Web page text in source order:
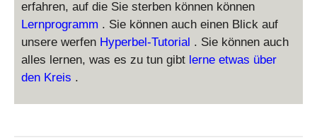
}
=
1
erfahren, auf die Sie sterben können können
Lernprogramm . Sie können auch einen Blick auf
unsere werfen Hyperbel-Tutorial . Sie können auch
alles lernen, was es zu tun gibt lerne etwas über
den Kreis .